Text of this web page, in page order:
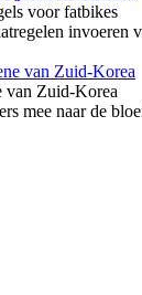
voor fatbikes
invoeren
van Zuid-Korea
mee naar de